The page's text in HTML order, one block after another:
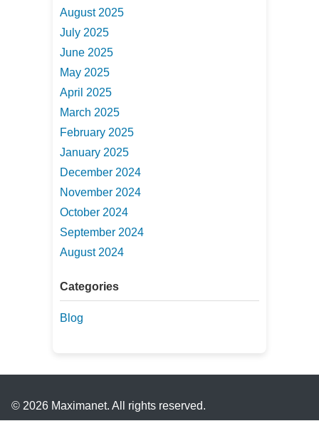
August 2025
July 2025
June 2025
May 2025
April 2025
March 2025
February 2025
January 2025
December 2024
November 2024
October 2024
September 2024
August 2024
Categories
Blog
© 2026 Maximanet. All rights reserved.